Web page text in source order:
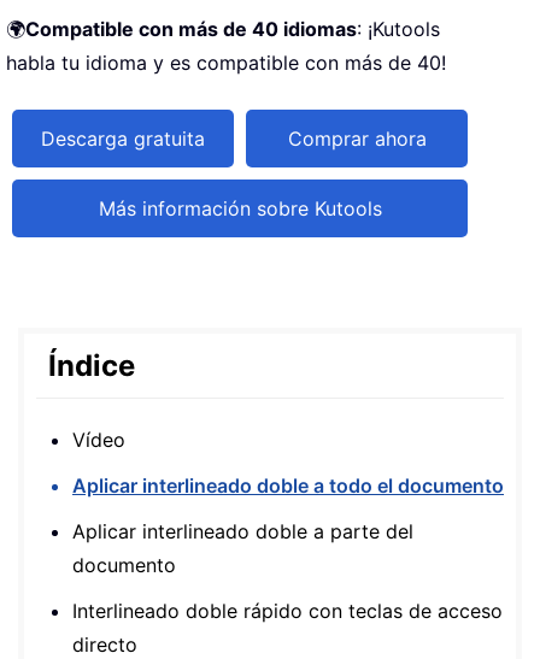
🌍Compatible con más de 40 idiomas: ¡Kutools
habla tu idioma y es compatible con más de 40!
Descarga gratuita Comprar ahora
Más información sobre Kutools
Índice
Vídeo
Aplicar interlineado doble a todo el documento
Aplicar interlineado doble a parte del
documento
Interlineado doble rápido con teclas de acceso
directo